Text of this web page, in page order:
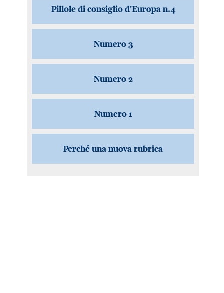
Pillole di consiglio d'Europa n.4
Numero 3
Numero 2
Numero 1
Perché una nuova rubrica